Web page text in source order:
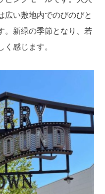
広い敷地内でのびのびと
。新緑の季節となり、若
感じます。